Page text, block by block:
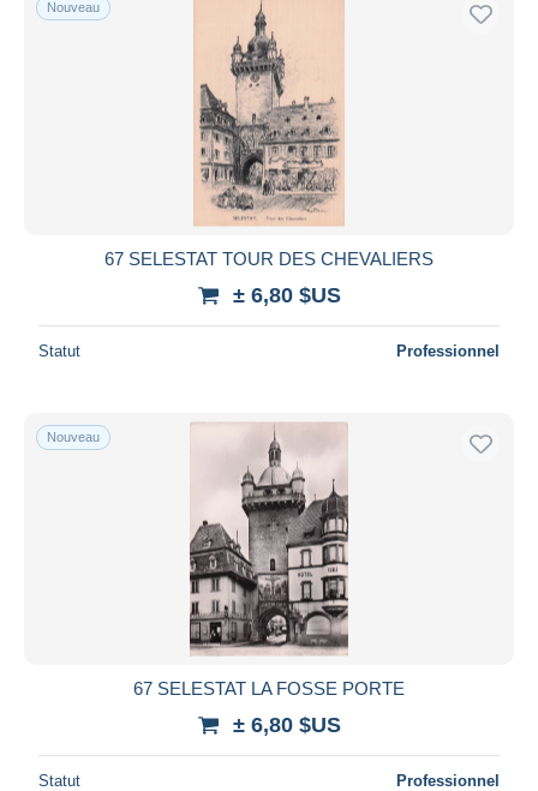
Uniquement en réduction
Méthodes de paiement
Virement bancaire
Mastercard
Bancontact
Tout désélectionner
Monde entier
Appliquer
Nouveau
67 SELESTAT TOUR DES CHEVALIERS
± 6,80 $US
Statut Professionnel
Nouveau
67 SELESTAT LA FOSSE PORTE
± 6,80 $US
Statut Professionnel